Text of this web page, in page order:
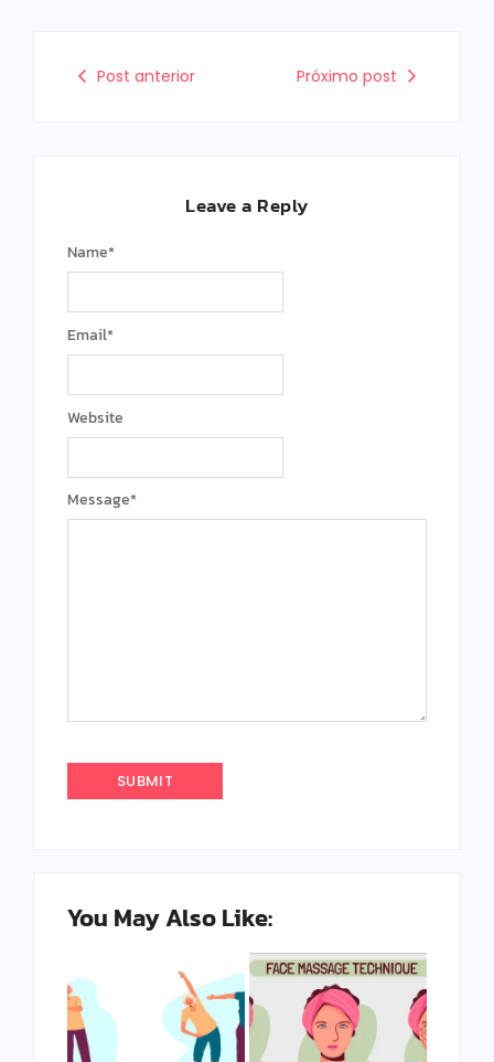
Post anterior Próximo post
Leave a Reply
Message*
Name*
Email*
Website
You May Also Like: